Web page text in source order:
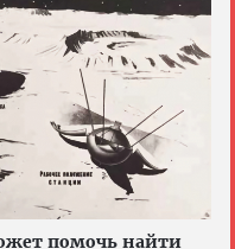
помочь найти